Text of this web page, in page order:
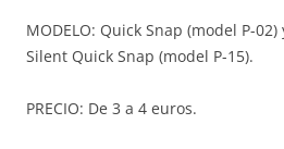
MODELO: Quick Snap (model P-
Silent Quick Snap (model P-15).
PRECIO: De 3 a 4 euros.